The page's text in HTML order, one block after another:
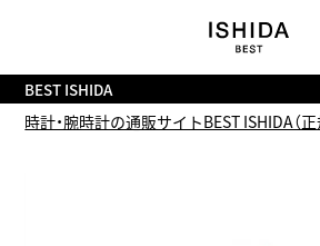
BEST ISHIDA
時計・腕時計の通販サイトBEST ISHIDA（正